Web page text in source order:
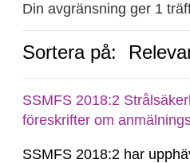
Din avgränsning ger 1
Sortera på:
SSMFS 2018:2
föreskrifter om
SSMFS 2018:2 har